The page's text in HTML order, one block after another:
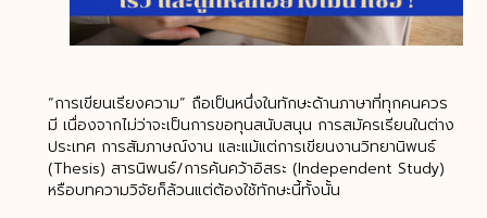
“การเขียนเรียงความ” ถือเป็นหนึ่งในทักษะด้านภาษาที่ทุกคนควร
มี เนื่องจากไม่ว่าจะเป็นการขอทุนสนับสนุน การสมัครเรียนในต่าง
ประเทศ การสัมภาษณ์งาน และแม้แต่การเขียนงานวิทยานิพนธ์
(Thesis) สารนิพนธ์/การค้นคว้าอิสระ (Independent Study)
หรือบทความวิจัยก็ล้วนแต่ต้องใช้ทักษะนี้ทั้งนั้น